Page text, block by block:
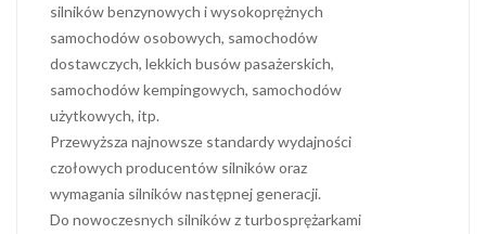
silników benzynowych i wysokoprężnych
samochodów osobowych, samochodów
dostawczych, lekkich busów pasażerskich,
samochodów kempingowych, samochodów
użytkowych, itp.
Przewyższa najnowsze standardy wydajności
czołowych producentów silników oraz
wymagania silników następnej generacji.
Do nowoczesnych silników z turbosprężarkami